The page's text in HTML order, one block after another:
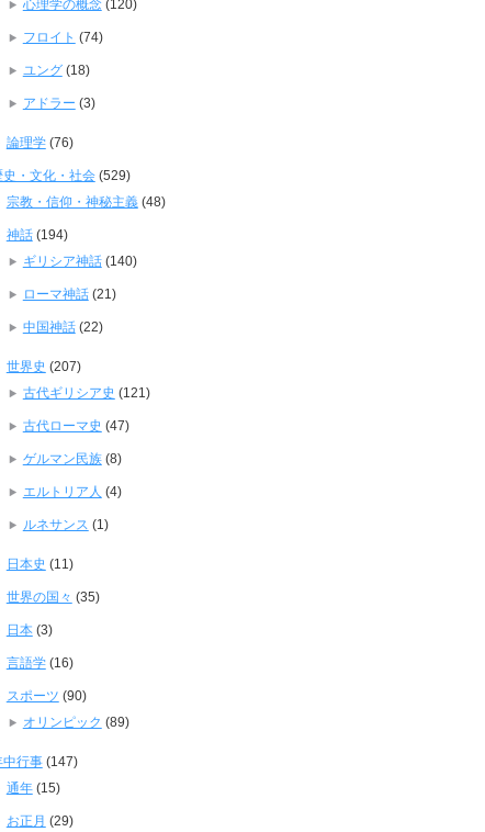
心理学の概念(120)
フロイト (74)
ユング(18)
アドラー (3)
論理学(76)
史・文化・社会(529)
宗教・信仰・神秘主義(48)
神話(194)
ギリシア神話(140)
ローマ神話(21)
中国神話(22)
世界史 (207)
古代ギリシア史 (121)
古代ローマ史 (47)
ゲルマン民族(8)
エルトリア人 (4)
ルネサンス (1)
日本史 (11)
世界の国々 (35)
日本(3)
言語学(16)
スポーツ (90)
オリンピック (89)
中行事(147)
通年(15)
お正月 (29)